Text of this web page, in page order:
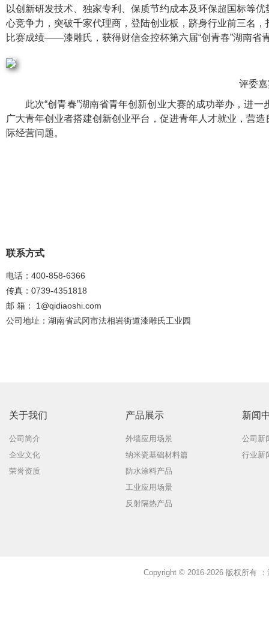
以创新研发技术、独家专利、保质节约成本及环保超国标等
心竞争力，突破千家代理商，登陆创业板，跻身行业前三名
比赛成绩——漆雕氏，获得财信金控杯第六届“创青春”湖南省
评委
此次“创青春”湖南省青年创新创业大赛的成功举办，进
广大青年创业者搭建创新创业平台，促进青年人才就业，营
际经营问题。
联系方式
电话：400-858-6366
传真：0739-4351818
邮 箱： 1@qidiaoshi.com
公司地址：湖南省武冈市法相岩街道漆雕氏工业园
关于我们
公司简介
企业文化
荣誉资质
产品展示
外墙应用场景
纳米瓷基础材料篇
防水涂料产品
工业应用场景
反射隔热产品
新闻
公司新
行业新
Copyright © 2016-2026 版权所有